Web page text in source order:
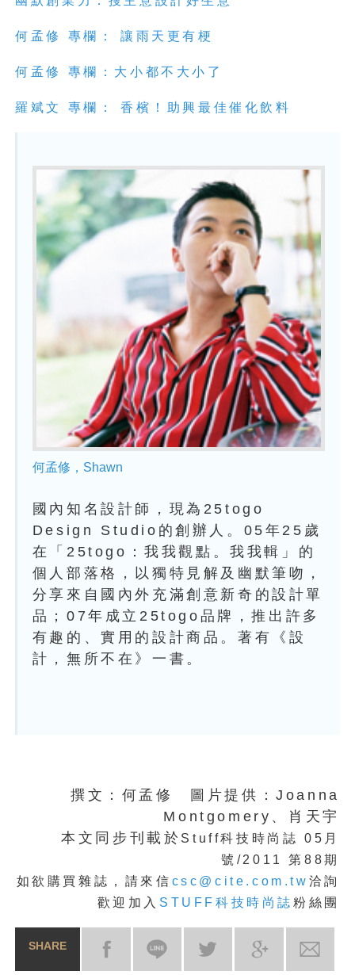
何孟修 專欄： 讓雨天更有梗
何孟修 專欄：大小都不大小了
羅斌文 專欄： 香檳！助興最佳催化飲料
何孟修，Shawn
國內知名設計師，現為25togo
Design Studio的創辦人。05年25歲
在「25togo：我我觀點。我我輯」的
個人部落格，以獨特見解及幽默筆吻，
分享來自國內外充滿創意新奇的設計單
品；07年成立25togo品牌，推出許多
有趣的、實用的設計商品。著有《設
計，無所不在》一書。
撰文：何孟修 圖片提供：Joanna
Montgomery、肖天宇
本文同步刊載於 Stuff科技時尚誌 05月
號/2011 第88期
如欲購買雜誌，請來信 csc@cite.com.tw 洽詢
歡迎加入 STUFF科技時尚誌 粉絲團
SHARE